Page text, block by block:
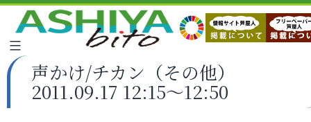
声かけ/チカン（その他）
2011.09.17 12:15～12:50